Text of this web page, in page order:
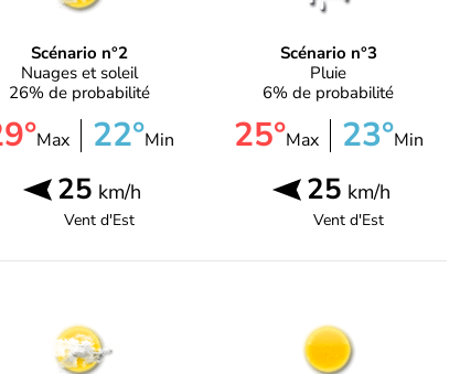
Scénario n°2
Nuages et soleil
26% de probabilité
Max 22°Min
25 km/h
Vent d'Est
Scénario n°3
Pluie
6% de probabilité
25°Max 23°Min
25 km/h
Vent d'Est